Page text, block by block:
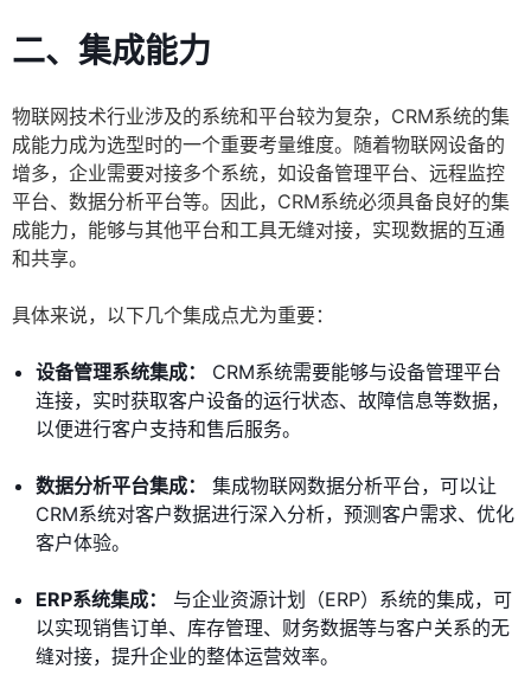
二、集成能力
物联网技术行业涉及的系统和平台较为复杂，CRM系统的集
成能力成为选型时的一个重要考量维度。随着物联网设备的
增多，企业需要对接多个系统，如设备管理平台、远程监控
平台、数据分析平台等。因此，CRM系统必须具备良好的集
成能力，能够与其他平台和工具无缝对接，实现数据的互通
和共享。
具体来说，以下几个集成点尤为重要：
设备管理系统集成：
CRM系统需要能够与设备管理平台
连接，实时获取客户设备的运行状态、故障信息等数据，
以便进行客户支持和售后服务。
数据分析平台集成：
集成物联网数据分析平台，可以让
CRM系统对客户数据进行深入分析，预测客户需求、优化
客户体验。
ERP系统集成：
与企业资源计划（ERP）系统的集成，可
以实现销售订单、库存管理、财务数据等与客户关系的无
缝对接，提升企业的整体运营效率。